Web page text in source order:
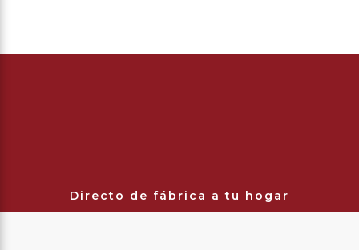
Directo de fábrica a tu hogar